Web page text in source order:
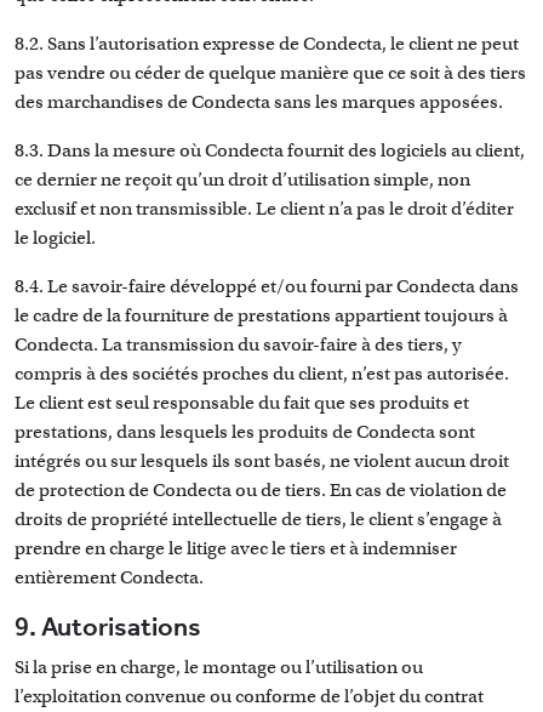
8.2. Sans l’autorisation expresse de Condecta, le client ne peut
pas vendre ou céder de quelque manière que ce soit à des tiers
des marchandises de Condecta sans les marques apposées.
8.3. Dans la mesure où Condecta fournit des logiciels au client,
ce dernier ne reçoit qu’un droit d’utilisation simple, non
exclusif et non transmissible. Le client n’a pas le droit d’éditer
le logiciel.
8.4. Le savoir-faire développé et/ou fourni par Condecta dans
le cadre de la fourniture de prestations appartient toujours à
Condecta. La transmission du savoir-faire à des tiers, y
compris à des sociétés proches du client, n’est pas autorisée.
Le client est seul responsable du fait que ses produits et
prestations, dans lesquels les produits de Condecta sont
intégrés ou sur lesquels ils sont basés, ne violent aucun droit
de protection de Condecta ou de tiers. En cas de violation de
droits de propriété intellectuelle de tiers, le client s’engage à
prendre en charge le litige avec le tiers et à indemniser
entièrement Condecta.
9. Autorisations
Si la prise en charge, le montage ou l’utilisation ou
l’exploitation convenue ou conforme de l’objet du contrat